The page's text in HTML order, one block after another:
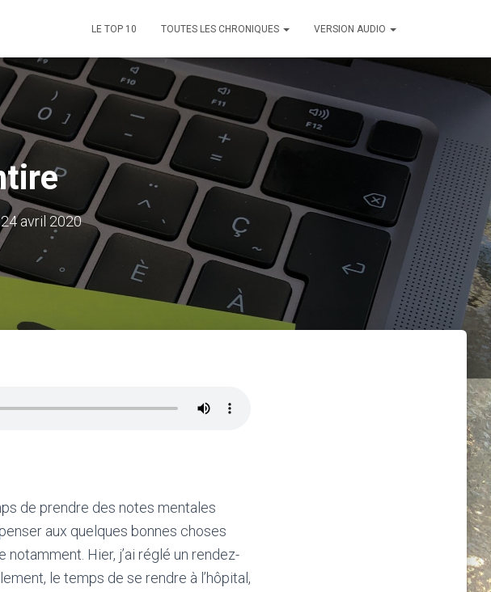
LE TOP 10 TOUTES LES CHRONIQUES VERSION AUDIO
24 avril 2020
de prendre des notes mentales
aux quelques bonnes choses
Hier, j’ai réglé un rendez-
le temps de se rendre à l’hôpital,